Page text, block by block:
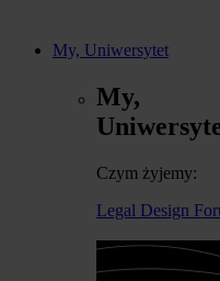
My, Uniwersytet
My,
Czym żyjemy:
Legal Design